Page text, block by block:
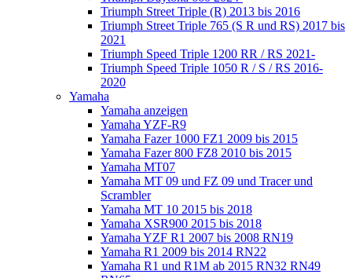
Triumph Street Triple (R) 2013 bis 2016
Triumph Street Triple 765 (S R und RS) 2017 bis
2021
Triumph Speed Triple 1200 RR / RS 2021-
Triumph Speed Triple 1050 R / S / RS 2016-
2020
Yamaha
Yamaha anzeigen
Yamaha YZF-R9
Yamaha Fazer 1000 FZ1 2009 bis 2015
Yamaha Fazer 800 FZ8 2010 bis 2015
Yamaha MT07
Yamaha MT 09 und FZ 09 und Tracer und
Scrambler
Yamaha MT 10 2015 bis 2018
Yamaha XSR900 2015 bis 2018
Yamaha YZF R1 2007 bis 2008 RN19
Yamaha R1 2009 bis 2014 RN22
Yamaha R1 und R1M ab 2015 RN32 RN49